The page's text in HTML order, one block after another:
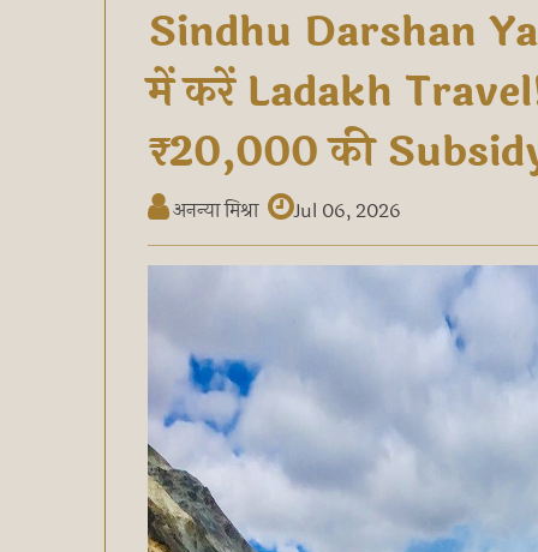
Sindhu Darshan
में करें Ladakh Travel!
₹20,000 की
अनन्या मिश्रा Jul 06, 2026